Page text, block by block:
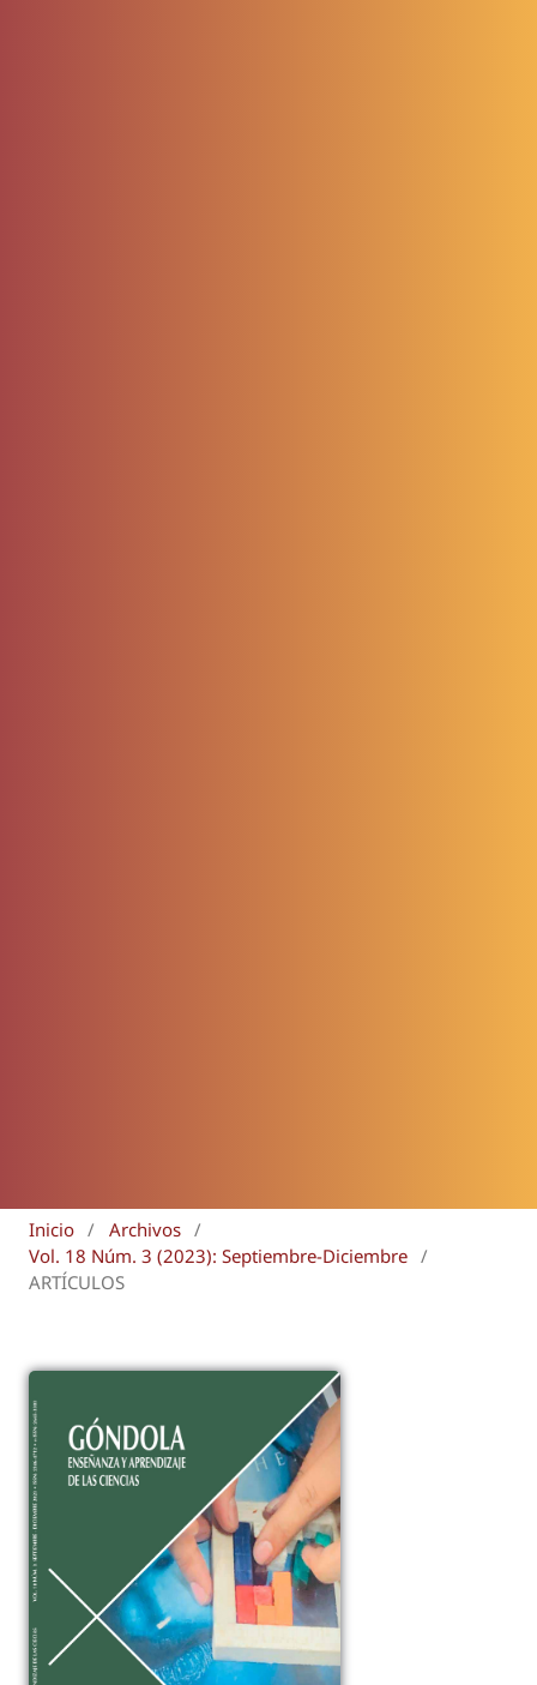
Inicio / Archivos /
Vol. 18 Núm. 3 (2023): Septiembre-Diciembre /
ARTÍCULOS